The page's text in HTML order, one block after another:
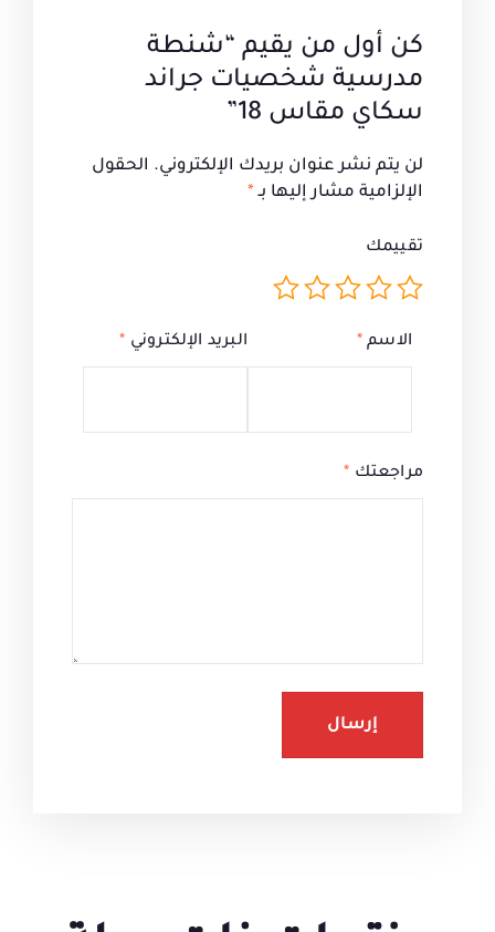
كن أول من يقيم “شنطة
مدرسية شخصيات جراند
سكاي مقاس 18”
لن يتم نشر عنوان بريدك الإلكتروني. الحقول
الإلزامية مشار إليها بـ *
تقييمك
مراجعتك *
الاسم* البريد الإلكتروني *